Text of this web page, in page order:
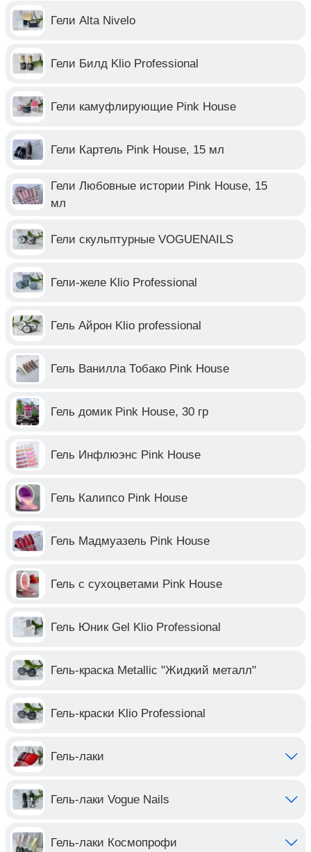
Гели Alta Nivelo
Гели Билд Klio Professional
Гели камуфлирующие Pink House
Гели Картель Pink House, 15 мл
Гели Любовные истории Pink House, 15
мл
Гели скульптурные VOGUENAILS
Гели-желе Klio Professional
Гель Айрон Klio professional
Гель Ванилла Тобако Pink House
Гель домик Pink House, 30 гр
Гель Инфлюэнс Pink House
Гель Калипсо Pink House
Гель Мадмуазель Pink House
Гель с сухоцветами Pink House
Гель Юник Gel Klio Professional
Гель-краска Metallic "Жидкий металл"
Гель-краски Klio Professional
Гель-лаки
Гель-лаки Vogue Nails
Гель-лаки Космопрофи